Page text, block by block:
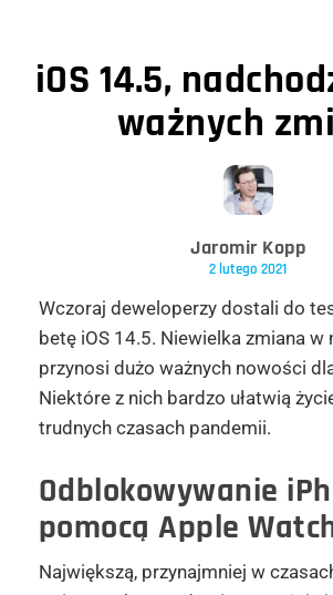
iOS 14.5,
ważnych
Jaromir Kopp
2 lutego 2021
Wczoraj deweloperzy dostali do
betę iOS 14.5. Niewielka zmiana w
przynosi dużo ważnych nowości
Niektóre z nich bardzo ułatwią
trudnych czasach pandemii.
Odblokowywanie
pomocą Apple
Największą, przynajmniej w